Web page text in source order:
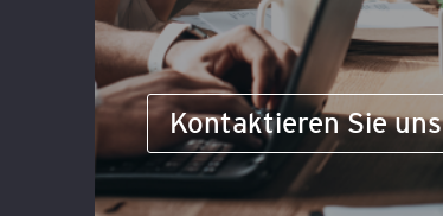
Kontaktieren Sie uns